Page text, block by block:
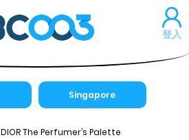
登入
Singapore
DIOR The Perfumer’s Palette